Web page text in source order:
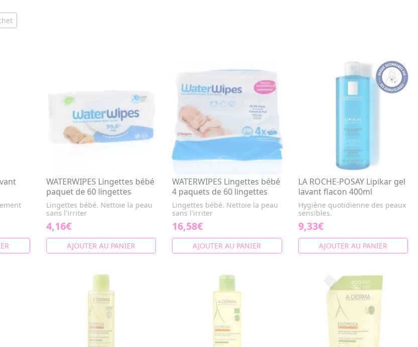
WATERWIPES Lingettes bébé
paquet de 60 lingettes
Lingettes bébé. Nettoie la peau
sans l'irriter
4,16€
AJOUTER AU PANIER
WATERWIPES Lingettes bébé
4 paquets de 60 lingettes
Lingettes bébé. Nettoie la peau
sans l'irriter
16,58€
AJOUTER AU PANIER
LA ROCHE-POSAY Lipikar gel
lavant flacon 400ml
Hygiène quotidienne des peaux
sensibles.
9,33€
AJOUTER AU PANIER